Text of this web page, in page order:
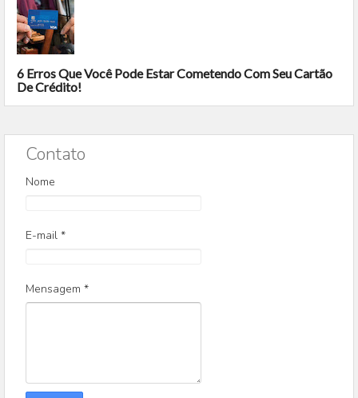
6 Erros Que Você Pode Estar Cometendo Com Seu Cartão
De Crédito!
Contato
Nome
E-mail *
Mensagem *